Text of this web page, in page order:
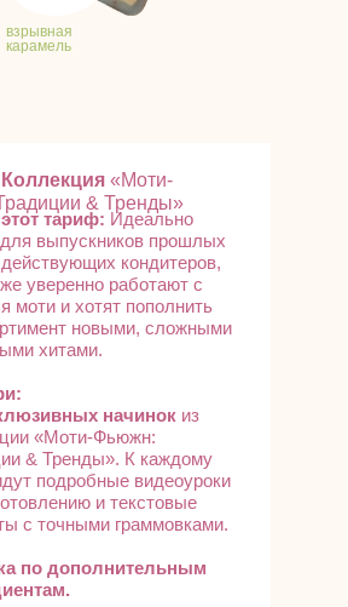
взрывная
карамель
тариф: Идеально
выпускников прошлых
действующих кондитеров,
уверенно работают с
моти и хотят пополнить
новыми, сложными
хитами.
начинок из
«Моти-Фьюжн:
& Тренды». К каждому
подробные видеоуроки
и текстовые
с точными граммовками.
по дополнительным
«Моти-
& Тренды»